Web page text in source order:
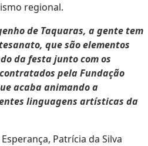
regional.
de Taquaras, a gente tem
que são elementos
da festa junto com os
pela Fundação
acaba animando a
linguagens artísticas da
Patrícia da Silva